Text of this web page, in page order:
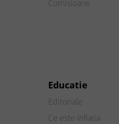
Comisioane
Educatie
Editoriale
Ce este inflatia